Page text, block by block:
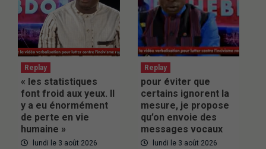
Replay
« les statistiques
font froid aux yeux. Il
y a eu énormément
de perte en vie
humaine »
lundi le 3 août 2026
Replay
pour éviter que
certains ignorent la
mesure, je propose
qu’on envoie des
messages vocaux
lundi le 3 août 2026